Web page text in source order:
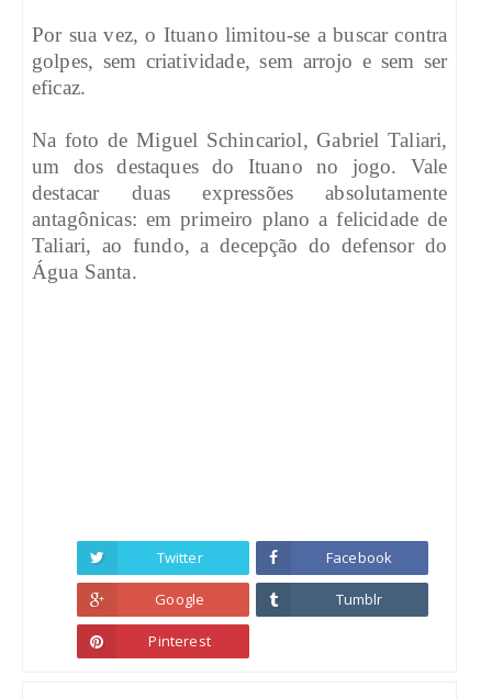
Por sua vez, o Ituano limitou-se a buscar contra
golpes, sem criatividade, sem arrojo e sem ser
eficaz.
Na foto de Miguel Schincariol, Gabriel Taliari,
um dos destaques do Ituano no jogo. Vale
destacar duas expressões absolutamente
antagônicas: em primeiro plano a felicidade de
Taliari, ao fundo, a decepção do defensor do
Água Santa.
Twitter Facebook
Google Tumblr
Pinterest